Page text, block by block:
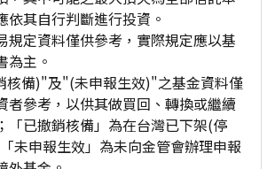
依其自行判斷進行投資。
規定資料僅供參考，實際規定應以基
為主。
核備)"及"(未申報生效)"之基金資料僅
者參考，以供其做買回、轉換或繼續
「已撤銷核備」為在台灣已下架(停
未申報生效」為未向金管會辦理申報